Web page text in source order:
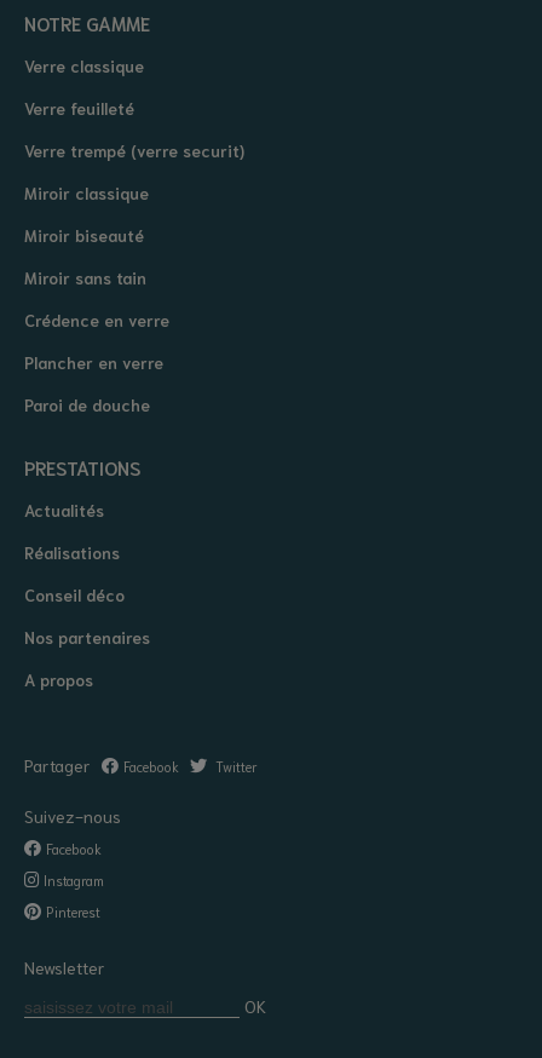
NOTRE GAMME
Verre classique
Verre feuilleté
Verre trempé (verre securit)
Miroir classique
Miroir biseauté
Miroir sans tain
Crédence en verre
Plancher en verre
Paroi de douche
PRESTATIONS
Actualités
Réalisations
Conseil déco
Nos partenaires
A propos
Partager Facebook Twitter
Suivez-nous
Facebook
Instagram
Pinterest
Newsletter
OK